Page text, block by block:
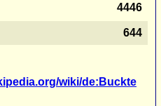
4446
644
wiki/de:Buckte